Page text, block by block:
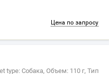
Цена по запросу
type: Собака, Объем: 110 г, Тип